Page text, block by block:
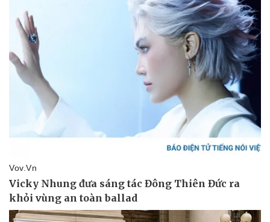
Thế giới thể thao
eSports
Hậu trường
Tư vấn